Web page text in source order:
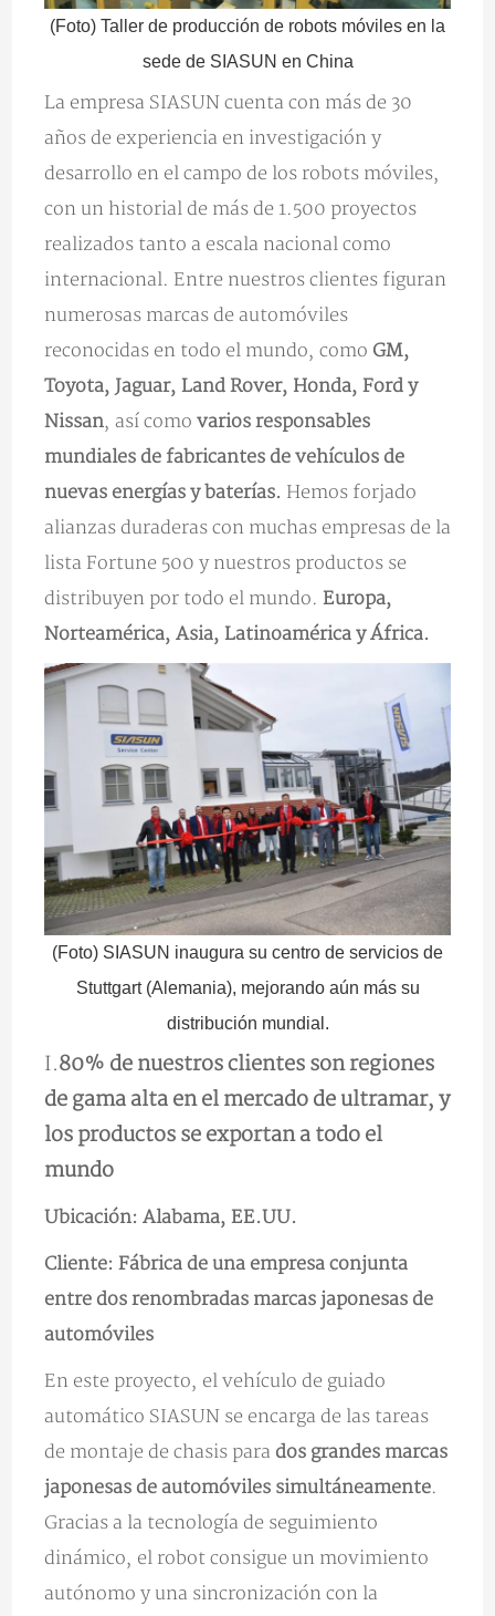
(Foto) Taller de producción de robots móviles en la
sede de SIASUN en China
La empresa SIASUN cuenta con más de 30
años de experiencia en investigación y
desarrollo en el campo de los robots móviles,
con un historial de más de 1.500 proyectos
realizados tanto a escala nacional como
internacional. Entre nuestros clientes figuran
numerosas marcas de automóviles
reconocidas en todo el mundo, como GM,
Toyota, Jaguar, Land Rover, Honda, Ford y
Nissan, así como varios responsables
mundiales de fabricantes de vehículos de
nuevas energías y baterías. Hemos forjado
alianzas duraderas con muchas empresas de la
lista Fortune 500 y nuestros productos se
distribuyen por todo el mundo. Europa,
Norteamérica, Asia, Latinoamérica y África.
(Foto) SIASUN inaugura su centro de servicios de
Stuttgart (Alemania), mejorando aún más su
distribución mundial.
I.80% de nuestros clientes son regiones
de gama alta en el mercado de ultramar, y
los productos se exportan a todo el
mundo
Ubicación: Alabama, EE.UU.
Cliente: Fábrica de una empresa conjunta
entre dos renombradas marcas japonesas de
automóviles
En este proyecto, el vehículo de guiado
automático SIASUN se encarga de las tareas
de montaje de chasis para dos grandes marcas
japonesas de automóviles simultáneamente.
Gracias a la tecnología de seguimiento
dinámico, el robot consigue un movimiento
autónomo y una sincronización con la